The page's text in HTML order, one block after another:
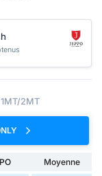
1MT/2MT
Moyenne